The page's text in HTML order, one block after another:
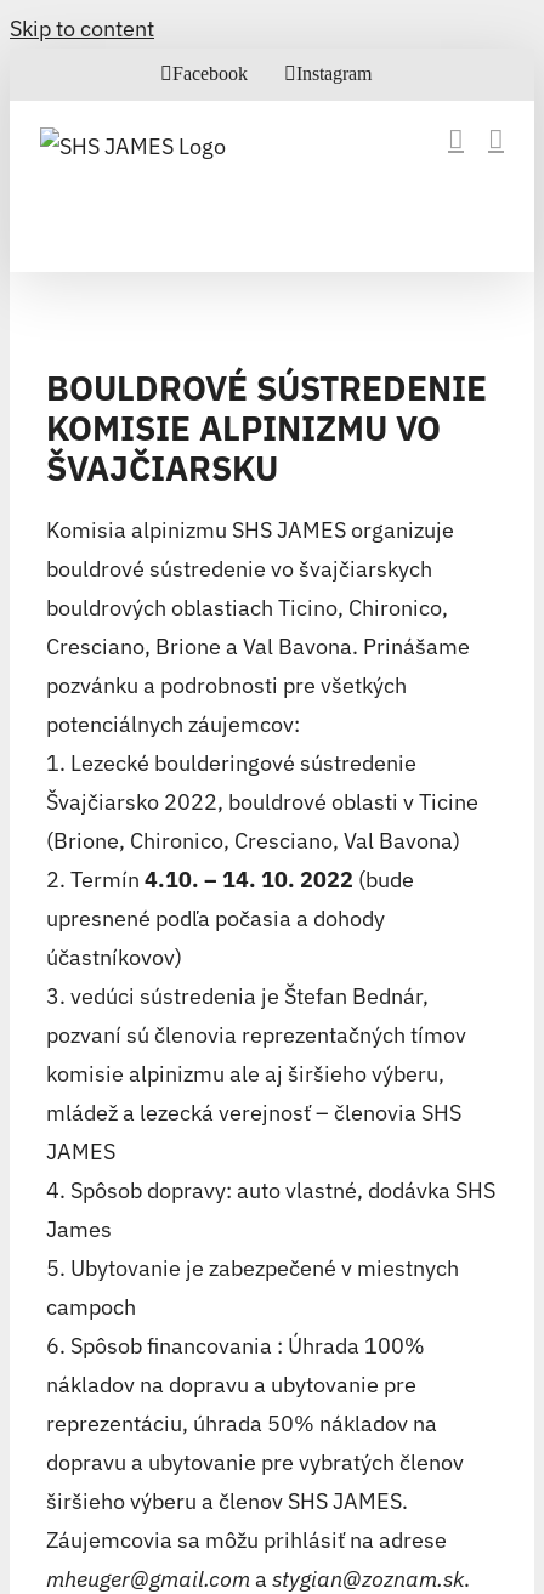
Skip to content
Facebook Instagram
BOULDROVÉ SÚSTREDENIE
KOMISIE ALPINIZMU VO
ŠVAJČIARSKU
Komisia alpinizmu SHS JAMES organizuje
bouldrové sústredenie vo švajčiarskych
bouldrových oblastiach Ticino, Chironico,
Cresciano, Brione a Val Bavona. Prinášame
pozvánku a podrobnosti pre všetkých
potenciálnych záujemcov:
1. Lezecké boulderingové sústredenie
Švajčiarsko 2022, bouldrové oblasti v Ticine
(Brione, Chironico, Cresciano, Val Bavona)
2. Termín 4.10. – 14. 10. 2022 (bude
upresnené podľa počasia a dohody
účastníkovov)
3. vedúci sústredenia je Štefan Bednár,
pozvaní sú členovia reprezentačných tímov
komisie alpinizmu ale aj širšieho výberu,
mládež a lezecká verejnosť – členovia SHS
JAMES
4. Spôsob dopravy: auto vlastné, dodávka SHS
James
5. Ubytovanie je zabezpečené v miestnych
campoch
6. Spôsob financovania : Úhrada 100%
nákladov na dopravu a ubytovanie pre
reprezentáciu, úhrada 50% nákladov na
dopravu a ubytovanie pre vybratých členov
širšieho výberu a členov SHS JAMES.
Záujemcovia sa môžu prihlásiť na adrese
mheuger@gmail.com a stygian@zoznam.sk.